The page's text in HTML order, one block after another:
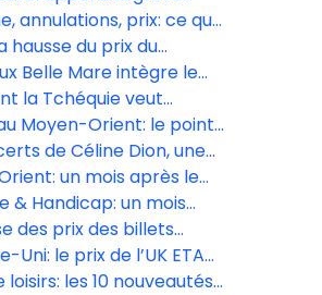
tous les voyageurs
10 juin
annulations, prix: ce que
a promis au
hausse du prix du
les compagnies low
à annuler des vols
Belle Mare intègre le
la Tchéquie veut
tourisme et sortir de
Prague
Moyen-Orient: le point
aérien ce lundi 13 avril
de Céline Dion, une
pour le secteur
un mois après le
conflit, une reprise du
très inégale
& Handicap: un mois
inclusives en avril
des prix des billets
« inévitable » selon Iata
Uni: le prix de l’UK ETA
le 8 avril
loisirs: les 10 nouveautés